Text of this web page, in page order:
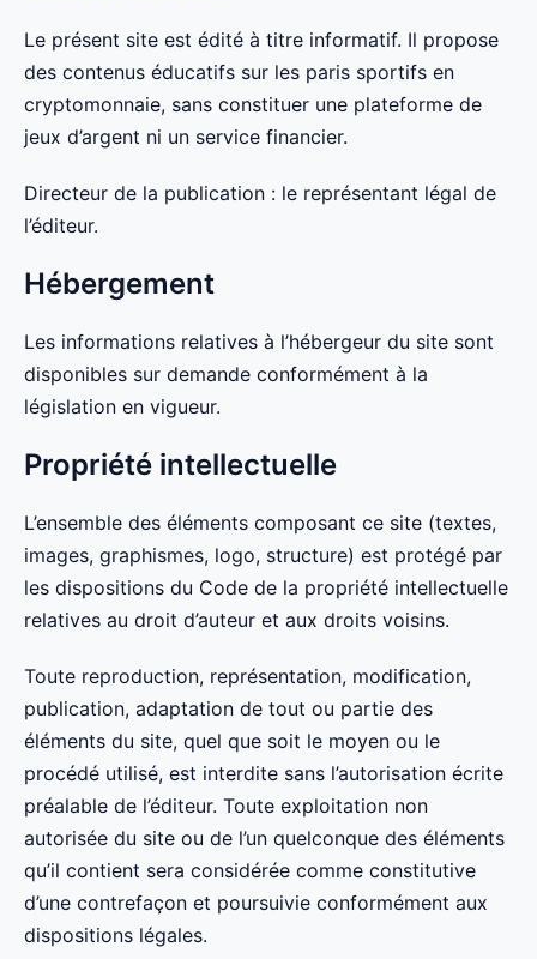
Le présent site est édité à titre informatif. Il propose
des contenus éducatifs sur les paris sportifs en
cryptomonnaie, sans constituer une plateforme de
jeux d’argent ni un service financier.
Directeur de la publication : le représentant légal de
l’éditeur.
Hébergement
Les informations relatives à l’hébergeur du site sont
disponibles sur demande conformément à la
législation en vigueur.
Propriété intellectuelle
L’ensemble des éléments composant ce site (textes,
images, graphismes, logo, structure) est protégé par
les dispositions du Code de la propriété intellectuelle
relatives au droit d’auteur et aux droits voisins.
Toute reproduction, représentation, modification,
publication, adaptation de tout ou partie des
éléments du site, quel que soit le moyen ou le
procédé utilisé, est interdite sans l’autorisation écrite
préalable de l’éditeur. Toute exploitation non
autorisée du site ou de l’un quelconque des éléments
qu’il contient sera considérée comme constitutive
d’une contrefaçon et poursuivie conformément aux
dispositions légales.